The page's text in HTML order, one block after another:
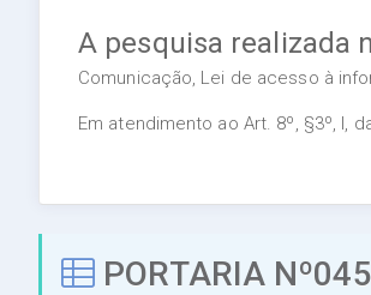
A pesquisa realizada
Comunicação, Lei de acesso à
Em atendimento ao Art. 8º, §3º, I,
PORTARIA